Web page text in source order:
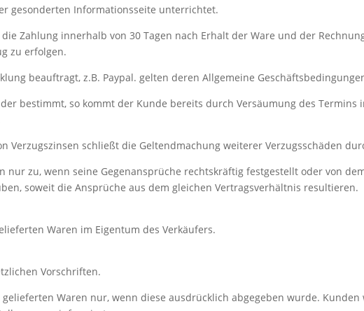
gesonderten Informationsseite unterrichtet.
Zahlung innerhalb von 30 Tagen nach Erhalt der Ware und der
zu erfolgen.
beauftragt, z.B. Paypal. gelten deren Allgemeine
bestimmt, so kommt der Kunde bereits durch Versäumung des Termins
Verzugszinsen schließt die Geltendmachung weiterer Verzugsschäden
nur zu, wenn seine Gegenansprüche rechtskräftig festgestellt oder von
soweit die Ansprüche aus dem gleichen Vertragsverhältnis resultieren.
Waren im Eigentum des Verkäufers.
Vorschriften.
Waren nur, wenn diese ausdrücklich abgegeben wurde.